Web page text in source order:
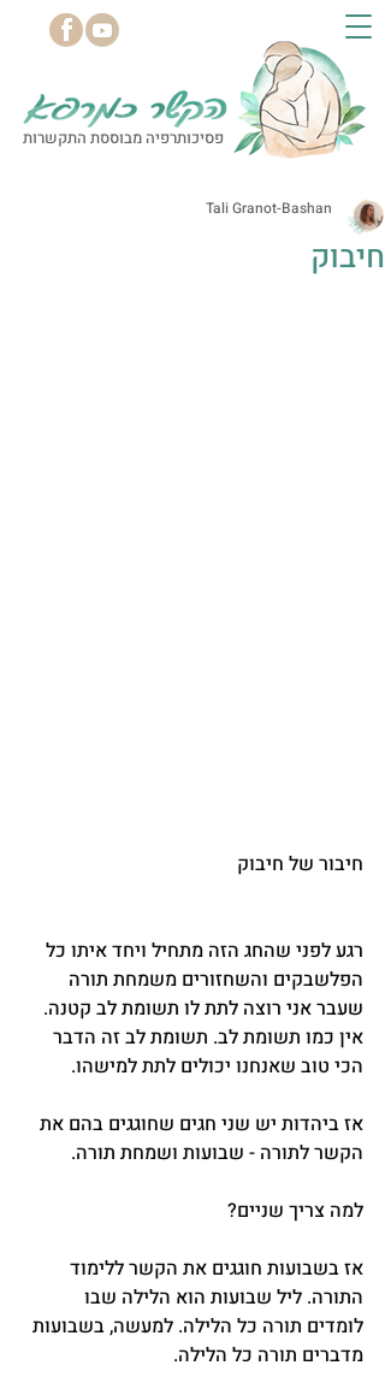
פסיכותרפיה מבוססת התקשרות
חיבוק
Tali Granot-Bashan
חיבור של חיבוק
רגע לפני שהחג הזה מתחיל ויחד איתו כל
הפלשבקים והשחזורים משמחת תורה
שעבר אני רוצה לתת לו תשומת לב קטנה.
אין כמו תשומת לב. תשומת לב זה הדבר
הכי טוב שאנחנו יכולים לתת למישהו.
אז ביהדות יש שני חגים שחוגגים בהם את
הקשר לתורה - שבועות ושמחת תורה.
למה צריך שניים?
אז בשבועות חוגגים את הקשר ללימוד
התורה. ליל שבועות הוא הלילה שבו
לומדים תורה כל הלילה. למעשה, בשבועות
מדברים תורה כל הלילה.